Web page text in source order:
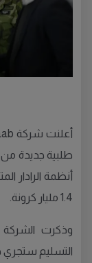
طلبية جديدة من
1.4 مليار كرونة.
وذكرت الشركة
التسليم ستجري خلال